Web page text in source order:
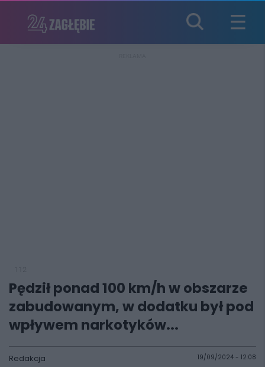
Pędził ponad 100 km/h w obszarze
zabudowanym, w dodatku był pod
wpływem narkotyków...
Redakcja 19/09/2024 - 12:08